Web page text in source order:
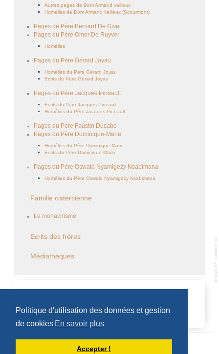
Politique d'utilisation des données et gestion
de cookies En savoir plus
Accepter !
Autres pages de Dom Armand veilleux
Homélies de Dom Armand veilleux (Scourmont)
Pages de Père Bernard De Give
Pages du Père Omer De Ruyver
Homélies
Pages du Père Gérard Joyau
Homélies du Père Gérard Joyau
Ecrits du Père Gérard Joyau
Pages du Père Jacques Pineault
Ecrits du Père Jacques Pineault
Homélies du Père Jacques Pineault
Pages du Père Faustin Dusabe
Pages du Père Dominique-Marie
Homélies du Père Dominique-Marie
Ecrits du Père Dominique-Marie
Pages du Père Oswald Nyamigezy Nsabimana
Homélies du Père Oswald Nyamigezy Nsabimana
Famille cistercienne
Le monachisme
Ecrits des frères
Médiathèques
Aucun évènement